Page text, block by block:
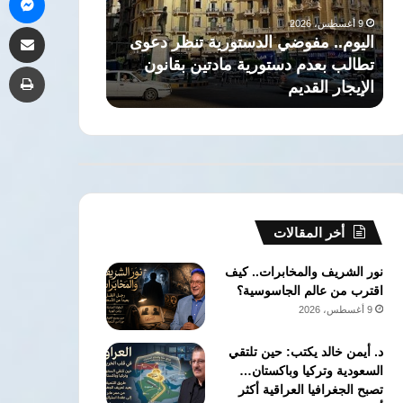
مفوضي الدستورية تنظر دعوى
بعدم دستورية مادتين بقانون
القديم
العريق
وتخريج
جهابذة
العقول
في
كلية
9 أغسطس، 2026
ذاكرة التاريخ: حكاية
العريق وتخريج جهابذة
الحقوق جامعة القاهرة
أخر المقالات
نور الشريف والمخابرات.. كيف
اقترب من عالم الجاسوسية؟
9 أغسطس، 2026
د. أيمن خالد يكتب: حين تلتقي
السعودية وتركيا وباكستان…
تصبح الجغرافيا العراقية أكثر